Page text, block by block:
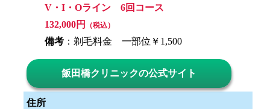
V・I・Oライン 6回コース
132,000円
（税込）
備考 ：剃毛料金 一部位￥1,500
飯田橋クリニックの公式サイト
住所